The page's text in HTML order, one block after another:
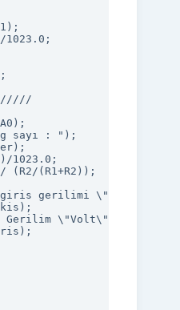
1023.0;
sayı : ");
1023.0;
(R2/(R1+R2));
giris gerilimi \"Volt\" :
Gerilim \"Volt\" : ");